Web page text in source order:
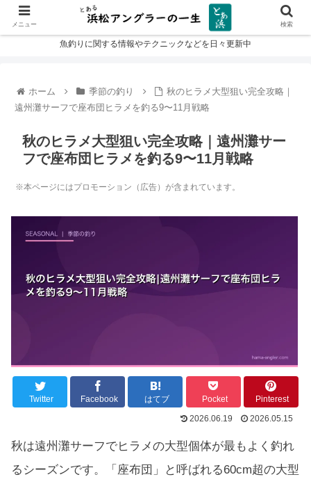
魚釣りに関する情報やテクニックなどを日々更新中
ホーム 季節の釣り
秋のヒラメ大型狙い完全攻略｜
遠州灘サーフで座布団ヒラメを釣る9〜11月戦略
秋のヒラメ大型狙い完全攻略｜遠州灘サー
フで座布団ヒラメを釣る9〜11月戦略
※本ページにはプロモーション（広告）が含まれています。
Twitter Facebook はてブ Pocket
Pinterest
2026.06.19
2026.05.15
秋は遠州灘サーフでヒラメの大型個体が最もよく釣れ
るシーズンです。「座布団」と呼ばれる60cm超の大型
メニュー 検索